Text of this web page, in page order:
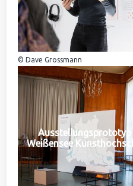
© Dave Grossmann
Weißensee